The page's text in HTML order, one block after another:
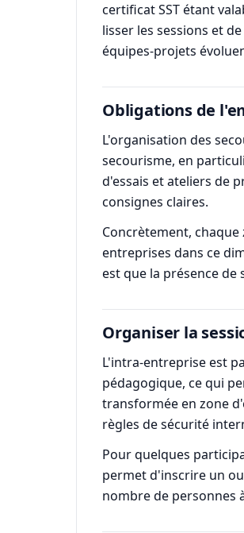
certificat SST étant
lisser les sessions et
équipes-projets
Obligations de
L'organisation des
secourisme, en
d'essais et ateliers de
consignes claires.
Concrètement,
entreprises dans ce
est que la présence
Organiser la
L'intra-entreprise est
pédagogique, ce qui
transformée en zone
règles de sécurité
Pour quelques
permet d'inscrire un
nombre de personnes